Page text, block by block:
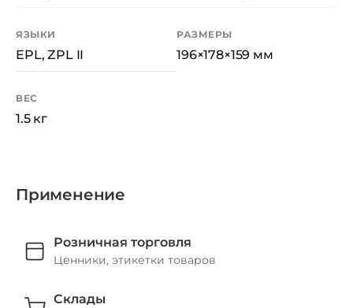
ЯЗЫКИ
EPL, ZPL II
РАЗМЕРЫ
196×178×159 мм
ВЕС
1.5 кг
Применение
Розничная торговля
Ценники, этикетки товаров
Склады